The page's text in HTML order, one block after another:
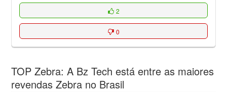
2
0
TOP Zebra: A Bz Tech está entre as maiores
revendas Zebra no Brasil